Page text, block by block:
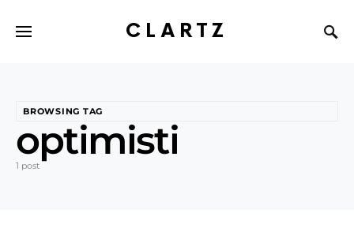
CLARTZ
BROWSING TAG
optimisti
1 post